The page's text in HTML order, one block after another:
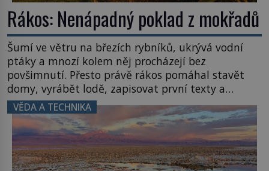
Rákos: Nenápadný poklad z mokřadů
Šumí ve větru na březích rybníků, ukrývá vodní
ptáky a mnozí kolem něj procházejí bez
povšimnutí. Přesto právě rákos pomáhal stavět
domy, vyrábět lodě, zapisovat první texty a
inspiroval řadu pověstí. Tato skromná, ale
užitečná rostlina provází člověka už tisíce let.
Většina lidí vnímá rákos jen jako obyčejnou kulisu
letního koupání. Stačí se však podívat […]
VĚDA A TECHNIKA